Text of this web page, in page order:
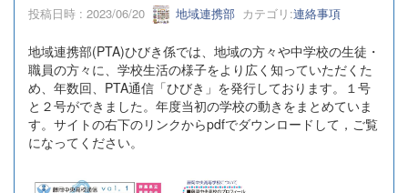
投稿日時 : 2023/06/20 地域連携部 カテゴリ:連絡事項
地域連携部(PTA)ひびき係では、地域の方々や中学校の生徒・
職員の方々に、学校生活の様子をより広く知っていただくた
め、年数回、PTA通信「ひびき」を発行しております。１号
と２号ができました。年度当初の学校の動きをまとめていま
す。サイトの右下のリンクからpdfでダウンロードして，ご覧
になってください。